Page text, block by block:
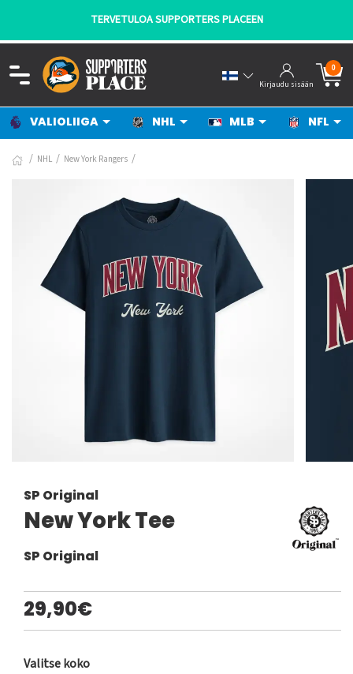
TERVETULOA SUPPORTERS PLACEEN
Kirjaudu sisään
0
VALIOLIIGA NHL MLB NFL
NHL New York Rangers
SP Original
New York Tee
SP Original
29,90€
Valitse koko